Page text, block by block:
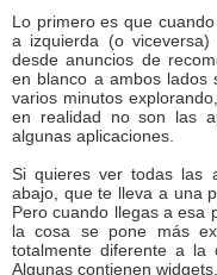
Lo primero es que
a izquierda (o viceversa)
desde anuncios de
en blanco a ambos lados
varios minutos
en realidad no son las
algunas aplicaciones.
Si quieres ver todas las
abajo, que te lleva a una
Pero cuando llegas a esa
la cosa se pone más
totalmente diferente a la
Algunas contienen